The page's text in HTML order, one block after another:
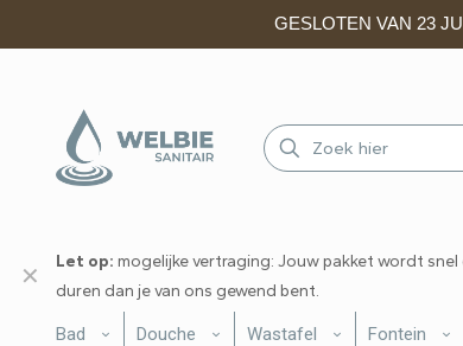
GESLOTEN VAN 23
Let op: mogelijke vertraging: Jouw pakket wordt
duren dan je van ons gewend bent.
✕
Bad Douche Wastafel Fontein